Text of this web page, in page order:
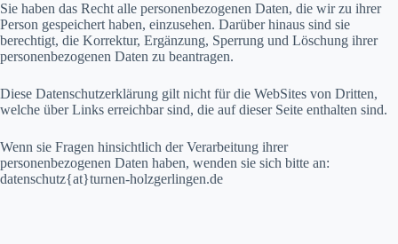
Sie haben das Recht alle personenbezogenen Daten, die wir zu ihrer
Person gespeichert haben, einzusehen. Darüber hinaus sind sie
berechtigt, die Korrektur, Ergänzung, Sperrung und Löschung ihrer
personenbezogenen Daten zu beantragen.
Diese Datenschutzerklärung gilt nicht für die WebSites von Dritten,
welche über Links erreichbar sind, die auf dieser Seite enthalten sind.
Wenn sie Fragen hinsichtlich der Verarbeitung ihrer
personenbezogenen Daten haben, wenden sie sich bitte an:
datenschutz{at}turnen-holzgerlingen.de